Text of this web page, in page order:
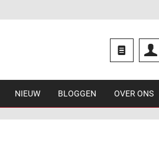
NIEUW BLOGGEN OVER ONS